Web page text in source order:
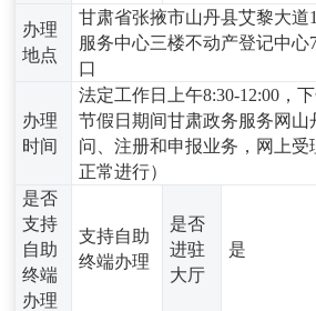
办理
地点
甘肃省张掖市山丹县艾黎大道
服务中心三楼不动产登记中心
口
办理
时间
法定工作日上午8:30-12:00，
节假日期间甘肃政务服务网山
问、注册和申报业务，网上
正常进行）
是否
支持
自助
终端
办理
支持自助
终端办理
是否
进驻
大厅
是